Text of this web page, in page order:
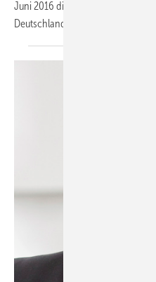
Juni 2016 die Verantwortung für
Deutschland, Österreich und der